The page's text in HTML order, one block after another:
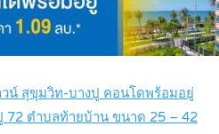
วน์ สุขุมวิท-บางปู คอนโดพร้อมอยู่
72 ตำบลท้ายบ้าน ขนาด 25 – 42